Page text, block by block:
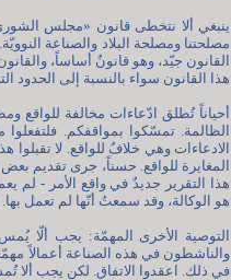
ينبغي ألا نتخطى قانون «مجلس
مصلحتنا ومصلحة البلاد والصناعة
القانون جيّد، وهو قانونٌ أساساً،
هذا القانون سواء بالنسبة إلى الحدود
أحياناً تُطلق ادّعاءات مخالفة للواقع
الظالمة. تمسّكوا بمواقفكم.
الادعاءات وهي خلافٌ للواقع. لا تقبلوا
هذا التقرير جديدٌ في واقع الأمر - لم
هو الوكالة، وقد سمعتُ أنّها لم تعمل
التوصية الأخرى المهمّة: يجب ألّا
والناشطون في هذه الصناعة أعمالاً
في ذلك. اعقدوا الاتفاق. لكن يجب ألا تُمسّ